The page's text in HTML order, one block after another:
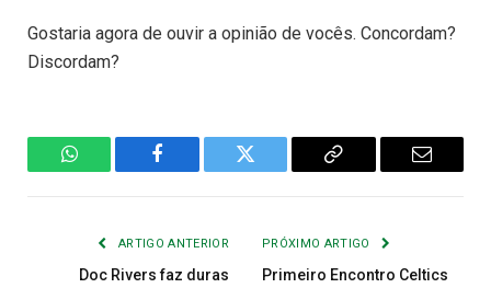
Gostaria agora de ouvir a opinião de vocês. Concordam?
Discordam?
WhatsAppFacebook Twitter
Copiar
E-
ARTIGO ANTERIOR
Doc Rivers faz duras
PRÓXIMO ARTIGO
Primeiro Encontro Celtics